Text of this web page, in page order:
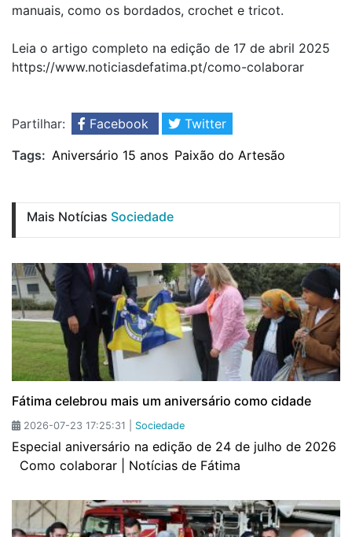
manuais, como os bordados, crochet e tricot.
Leia o artigo completo na edição de 17 de abril 2025
https://www.noticiasdefatima.pt/como-colaborar
Partilhar: Facebook
Twitter
Tags: Aniversário 15 anos Paixão do Artesão
Mais Notícias Sociedade
Fátima celebrou mais um aniversário como cidade
2026-07-23 17:25:31 | Sociedade
Especial aniversário na edição de 24 de julho de 2026
Como colaborar | Notícias de Fátima